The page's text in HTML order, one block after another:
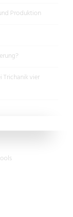
Produktion
vier